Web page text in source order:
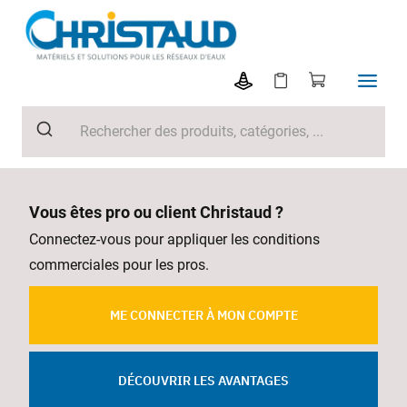
Vous êtes pro ou client Christaud ?
Connectez-vous pour appliquer les conditions
commerciales pour les pros.
ME CONNECTER À MON COMPTE
DÉCOUVRIR LES AVANTAGES